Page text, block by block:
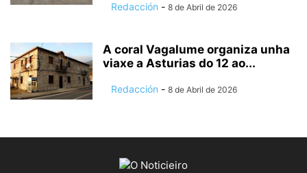
Redacción - 8 de Abril de 2026
A coral Vagalume organiza unha
viaxe a Asturias do 12 ao...
Redacción - 8 de Abril de 2026